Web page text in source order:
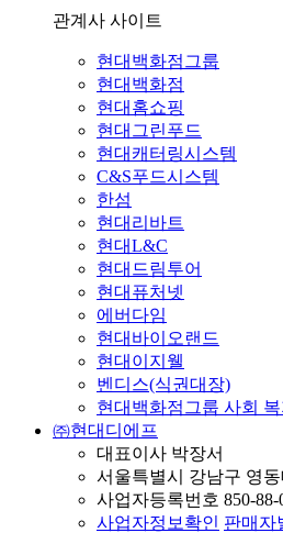
관계사 사이트
현대백화점그룹
현대백화점
현대홈쇼핑
현대그린푸드
현대캐터링시스템
C&S푸드시스템
한섬
현대리바트
현대L&C
현대드림투어
현대퓨처넷
에버다임
현대바이오랜드
현대이지웰
벤디스(식권대장)
현대백화점그룹 사회
㈜현대디에프
대표이사 박장서
서울특별시 강남구 영
사업자등록번호 850-88-
사업자정보확인 판매자